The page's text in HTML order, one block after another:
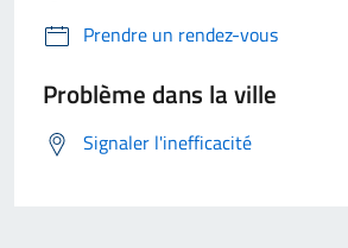
Prendre un rendez-vous
Problème dans la ville
Signaler l'inefficacité